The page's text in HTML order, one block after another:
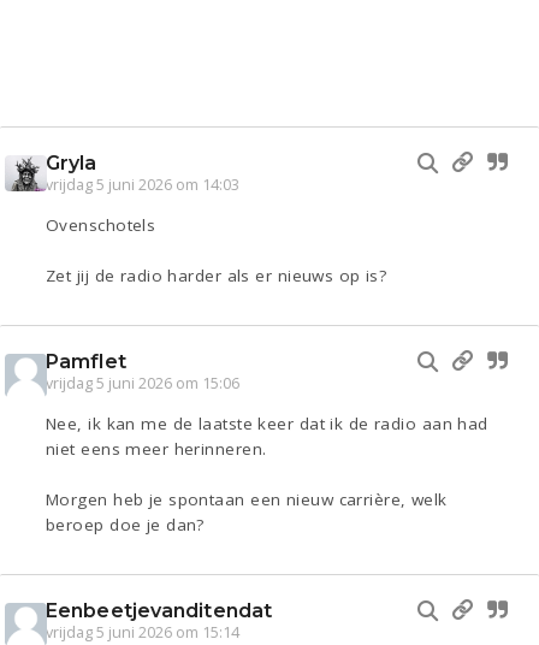
Gryla
vrijdag 5 juni 2026 om 14:03
Ovenschotels
Zet jij de radio harder als er nieuws op is?
Pamflet
vrijdag 5 juni 2026 om 15:06
Nee, ik kan me de laatste keer dat ik de radio aan had
niet eens meer herinneren.
Morgen heb je spontaan een nieuw carrière, welk
beroep doe je dan?
Eenbeetjevanditendat
vrijdag 5 juni 2026 om 15:14